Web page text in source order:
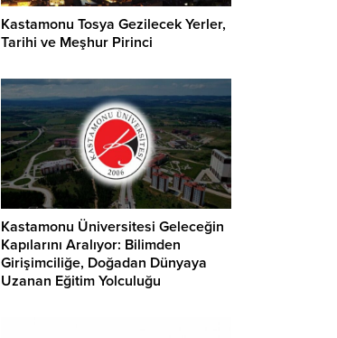
Kastamonu Tosya Gezilecek Yerler,
Tarihi ve Meşhur Pirinci
Kastamonu Üniversitesi Geleceğin
Kapılarını Aralıyor: Bilimden
Girişimciliğe, Doğadan Dünyaya
Uzanan Eğitim Yolculuğu